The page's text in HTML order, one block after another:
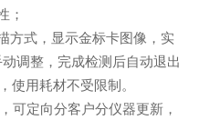
；
式，显示金标卡图像，实
调整，完成检测后自动退出
用耗材不受限制。
定向分客户分仪器更新，